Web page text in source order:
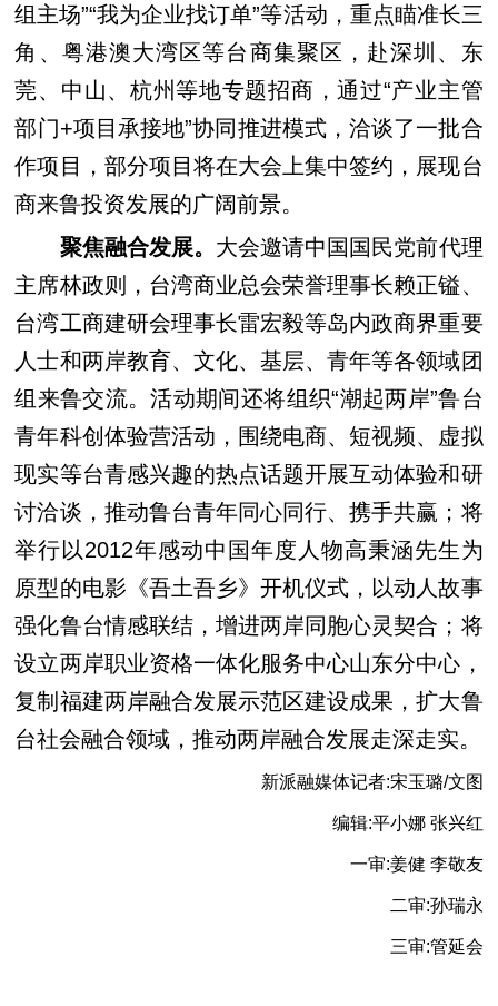
组主场”“我为企业找订单”等活动，重点瞄准长三
角、粤港澳大湾区等台商集聚区，赴深圳、东
莞、中山、杭州等地专题招商，通过“产业主管
部门+项目承接地”协同推进模式，洽谈了一批合
作项目，部分项目将在大会上集中签约，展现台
商来鲁投资发展的广阔前景。
聚焦融合发展。 大会邀请中国国民党前代理
主席林政则，台湾商业总会荣誉理事长赖正镒、
台湾工商建研会理事长雷宏毅等岛内政商界重要
人士和两岸教育、文化、基层、青年等各领域团
组来鲁交流。活动期间还将组织“潮起两岸”鲁台
青年科创体验营活动，围绕电商、短视频、虚拟
现实等台青感兴趣的热点话题开展互动体验和研
讨洽谈，推动鲁台青年同心同行、携手共赢；将
举行以2012年感动中国年度人物高秉涵先生为
原型的电影《吾土吾乡》开机仪式，以动人故事
强化鲁台情感联结，增进两岸同胞心灵契合；将
设立两岸职业资格一体化服务中心山东分中心，
复制福建两岸融合发展示范区建设成果，扩大鲁
台社会融合领域，推动两岸融合发展走深走实。
新派融媒体记者:宋玉璐/文图
编辑:平小娜 张兴红
一审:姜健 李敬友
二审:孙瑞永
三审:管延会